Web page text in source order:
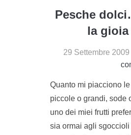
Pesche
la gioia
29 Settembre 2009
Quanto mi piacciono
piccole o grandi, sode
uno dei miei frutti
sia ormai agli